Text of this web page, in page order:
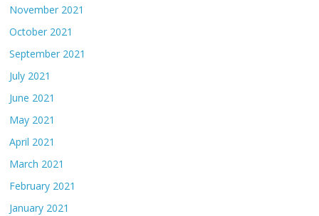
November 2021
October 2021
September 2021
July 2021
June 2021
May 2021
April 2021
March 2021
February 2021
January 2021